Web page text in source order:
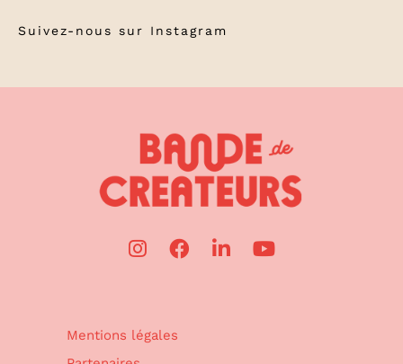
Suivez-nous sur Instagram
Mentions légales